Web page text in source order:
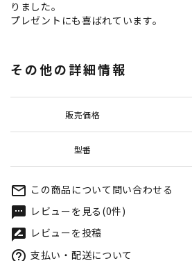
りました。
プレゼントにも喜ばれています。
その他の詳細情報
販売価格
型番
mail_outline この商品について問い合わせる
textsms レビューを見る(0件)
rate_review レビューを投稿
help_outline 支払い・配送について